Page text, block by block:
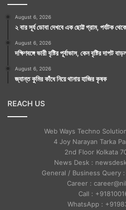
থেকে সূর্যোদয় পর্যন্ত।
মাহেন্দ্রযোগ : সকাল ৫টা ৫৫
মিনিট থেকে ১১টা ১৪ মিনিটের মধ্যে।
বারবেলা : বিকেল ৩টে ১ মিনিট
কালরাত্রি : রাত্রি ১১টা ৪১ মিনিট
বছরের জন্য। প্রতিকারগুলি
বিভিন্ন সময়ে ভারতের নানা
সাধুসঙ্গের সময় লোক-কল্যাণে
August 6, 2026
২ বার সূর্য ডোবা দেখবে এক ছোট্ট গ্রাম, পর্যটক
August 6, 2026
দক্ষিণবঙ্গে ভারী বৃষ্টির পূর্বাভাস, কেন বৃষ্টির দাপট
August 6, 2026
জ্যান্ত কুমির কাঁধে নিয়ে থানায় হাজির কৃষক
REACH US
Web Ways Techno
4 Joy Narayan Tarka
2nd Floor Kolkata
News Desk :
General / Business Query
Career :
Call :
WhatsApp :